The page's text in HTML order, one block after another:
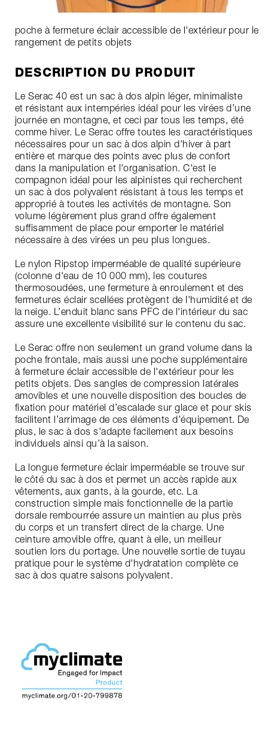
poche à fermeture éclair accessible de l'extérieur pour le
rangement de petits objets
DESCRIPTION DU PRODUIT
Le Serac 40 est un sac à dos alpin léger, minimaliste
et résistant aux intempéries idéal pour les virées d’une
journée en montagne, et ceci par tous les temps, été
comme hiver. Le Serac offre toutes les caractéristiques
nécessaires pour un sac à dos alpin d'hiver à part
entière et marque des points avec plus de confort
dans la manipulation et l'organisation. C'est le
compagnon idéal pour les alpinistes qui recherchent
un sac à dos polyvalent résistant à tous les temps et
approprié à toutes les activités de montagne. Son
volume légèrement plus grand offre également
suffisamment de place pour emporter le matériel
nécessaire à des virées un peu plus longues.
Le nylon Ripstop imperméable de qualité supérieure
(colonne d'eau de 10 000 mm), les coutures
thermosoudées, une fermeture à enroulement et des
fermetures éclair scellées protègent de l'humidité et de
la neige. L’enduit blanc sans PFC de l'intérieur du sac
assure une excellente visibilité sur le contenu du sac.
Le Serac offre non seulement un grand volume dans la
poche frontale, mais aussi une poche supplémentaire
à fermeture éclair accessible de l'extérieur pour les
petits objets. Des sangles de compression latérales
amovibles et une nouvelle disposition des boucles de
fixation pour matériel d’escalade sur glace et pour skis
facilitent l’arrimage de ces éléments d’équipement. De
plus, le sac à dos s'adapte facilement aux besoins
individuels ainsi qu’à la saison.
La longue fermeture éclair imperméable se trouve sur
le côté du sac à dos et permet un accès rapide aux
vêtements, aux gants, à la gourde, etc. La
construction simple mais fonctionnelle de la partie
dorsale rembourrée assure un maintien au plus près
du corps et un transfert direct de la charge. Une
ceinture amovible offre, quant à elle, un meilleur
soutien lors du portage. Une nouvelle sortie de tuyau
pratique pour le système d'hydratation complète ce
sac à dos quatre saisons polyvalent.